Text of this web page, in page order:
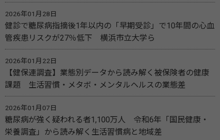
2026年01月28日
健診で糖尿病指摘後1年以内の「早期受診」で10年間の心血
管疾患リスクが27％低下 横浜市立大学ら
2026年01月22日
【健保連調査】業態別データから読み解く被保険者の健康
課題 生活習慣・メタボ・メンタルヘルスの業態差
2026年01月07日
糖尿病が強く疑われる者1,100万人 令和6年「国民健康・
栄養調査」から読み解く生活習慣病と地域差